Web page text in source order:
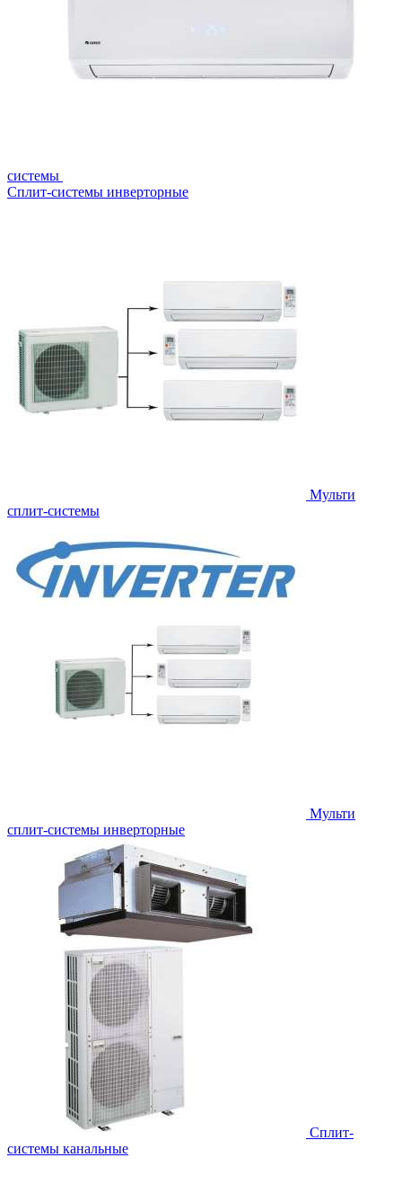
системы
Сплит-системы инверторные
Мульти
сплит-системы
Мульти
сплит-системы инверторные
Сплит-
системы канальные